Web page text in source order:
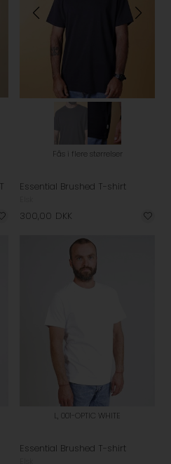
Fås i flere størrelser
Essential Brushed T-shirt
300,00 DKK
L, 001-OPTIC WHITE
Essential Brushed T-shirt